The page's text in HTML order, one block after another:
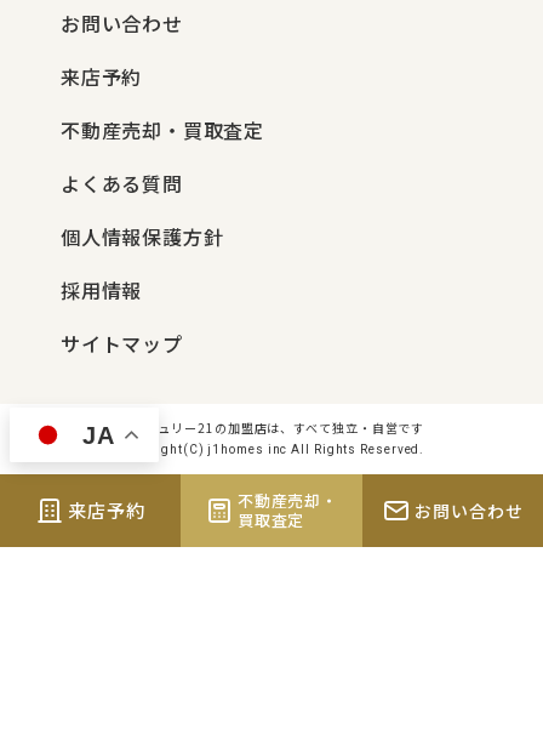
お問い合わせ
来店予約
不動産売却・買取査定
よくある質問
個人情報保護方針
採用情報
サイトマップ
センチュリー21の加盟店は、すべて独立・自営です
Copyright(C) j1homes inc All Rights Reserved.
来店予約
不動産売却・
買取査定
お問い合わせ
JA